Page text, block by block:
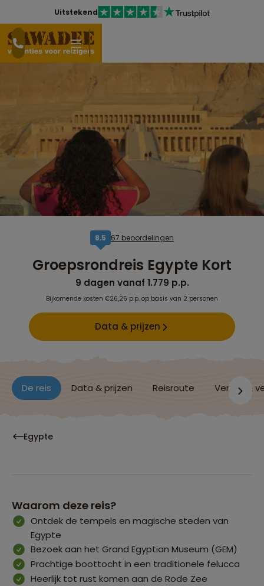
Uitstekend
8,5 67 beoordelingen
Groepsrondreis Egypte Kort
9 dagen vanaf 1.779 p.p.
Bijkomende kosten €26,25 p.p. op basis van 2 personen
Data & prijzen
De reis Data & prijzen Reisroute Verblijf &
Egypte
Waarom deze reis?
Ontdek de tempels en magische steden van
Egypte
Bezoek aan het Grand Egyptian Museum (GEM)
Prachtige boottocht in een traditionele felucca
Heerlijk tot rust komen aan de Rode Zee